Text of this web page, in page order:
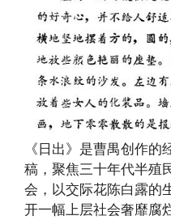
《日出》是曹禺创作
稿，聚焦三十年代半殖
会，以交际花陈白露的
开一幅上层社会奢靡腐